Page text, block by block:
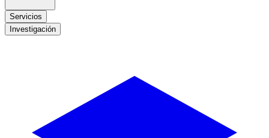
Servicios
Investigación